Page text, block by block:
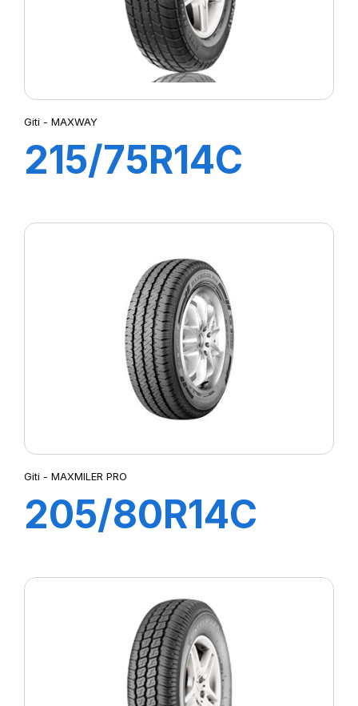
Giti - MAXWAY
215/75R14C
MAXWAY
Giti - MAXMILER PRO
205/80R14C
MAXMILER PRO